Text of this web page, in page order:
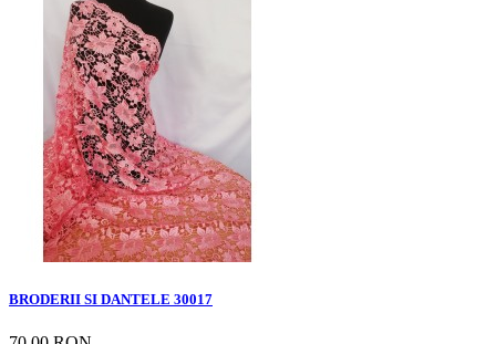
BRODERII SI DANTELE 30017